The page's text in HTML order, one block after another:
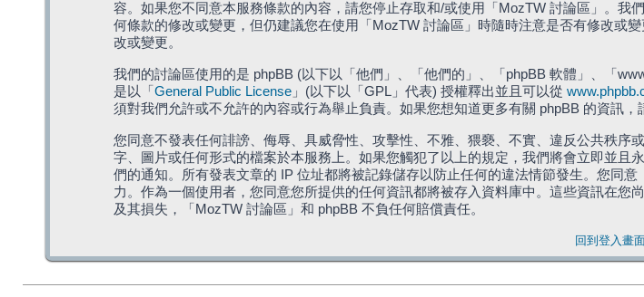
容。如果您不同意本服務條款的內容，請您停止存取和/或使用「MozTW 討論區」。
何條款的修改或變更，但仍建議您在使用「MozTW 討論區」時隨時注意是否有修改或
改或變更。
我們的討論區使用的是 phpBB (以下以「他們」、「他們的」、「phpBB 軟體」、「
是以「 General Public License」(以下以「GPL」代表) 授權釋出並且可以從
須對我們允許或不允許的內容或行為舉止負責。如果您想知道更多有關 phpBB 的資訊，
您同意不發表任何誹謗、侮辱、具威脅性、攻擊性、不雅、猥褻、不實、違反公共秩
字、圖片或任何形式的檔案於本服務上。如果您觸犯了以上的規定，我們將會立即並
們的通知。所有發表文章的 IP 位址都將被記錄儲存以防止任何的違法情節發生。您同
力。作為一個使用者，您同意您所提供的任何資訊都將被存入資料庫中。這些資訊在
及其損失，「MozTW 討論區」和 phpBB 不負任何賠償責任。
回到登入畫